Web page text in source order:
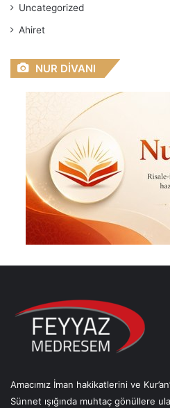
Uncategorized
Ahiret
NUR DİVANI
Amacımız İman hakikatlerini ve
Sünnet ışığında muhtaç gönüllere